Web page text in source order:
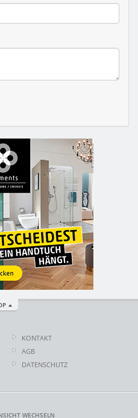
KONTAKT
AGB
DATENSCHUTZ
WECHSELN